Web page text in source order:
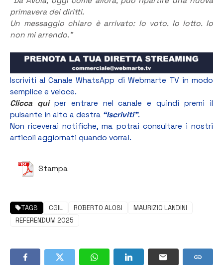
primavera dei diritti.
Un messaggio chiaro è arrivato: Io voto. Io lotto. Io
non mi arrendo.”
Iscriviti al Canale WhatsApp di Webmarte TV in modo
semplice e veloce.
Clicca quiper entrare nel canale e quindi premi il
pulsante in alto a destra “Iscriviti”.
Non riceverai notifiche, ma potrai consultare i nostri
articoli aggiornati quando vorrai.
Stampa
TAGS CGIL ROBERTO ALOSI
MAURIZIO LANDINI
REFERENDUM 2025